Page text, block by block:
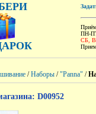
ПН-
СБ,
/Наборы /"Panna" /
D00952